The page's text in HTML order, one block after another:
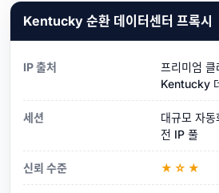
Kentucky 순환 데이터센터 프록시
IP 출처
프리미엄
Kentucky
세션
대규모 자
전 IP 풀
신뢰 수준 ★☆★